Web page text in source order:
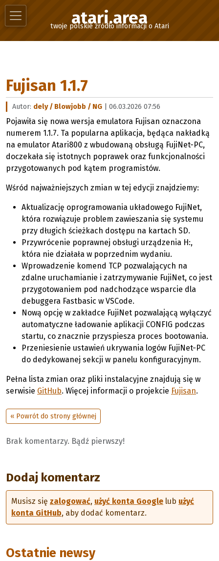
atari.area
twoje polskie źródło informacji o Atari
Fujisan 1.1.7
Autor: dely / Blowjobb / NG | 06.03.2026 07:56
Pojawiła się nowa wersja emulatora Fujisan oznaczona
numerem 1.1.7. Ta popularna aplikacja, będąca nakładką
na emulator Atari800 z wbudowaną obsługą FujiNet-PC,
doczekała się istotnych poprawek oraz funkcjonalności
przygotowanych pod kątem programistów.
Wśród najważniejszych zmian w tej edycji znajdziemy:
Aktualizację oprogramowania układowego FujiNet,
która rozwiązuje problem zawieszania się systemu
przy długich ścieżkach dostępu na kartach SD.
Przywrócenie poprawnej obsługi urządzenia H:,
która nie działała w poprzednim wydaniu.
Wprowadzenie komend TCP pozwalających na
zdalne uruchamianie i zatrzymywanie FujiNet, co jest
przygotowaniem pod nadchodzące wsparcie dla
debuggera Fastbasic w VSCode.
Nową opcję w zakładce FujiNet pozwalającą wyłączyć
automatyczne ładowanie aplikacji CONFIG podczas
startu, co znacznie przyspiesza proces bootowania.
Przeniesienie ustawień ukrywania logów FujiNet-PC
do dedykowanej sekcji w panelu konfiguracyjnym.
Pełna lista zmian oraz pliki instalacyjne znajdują się w
serwisie GitHub. Więcej informacji o projekcie Fujisan.
« Powrót do strony głównej
Brak komentarzy. Bądź pierwszy!
Dodaj komentarz
Musisz się zalogować, użyć konta Google lub użyć
konta GitHub, aby dodać komentarz.
Ostatnie newsy